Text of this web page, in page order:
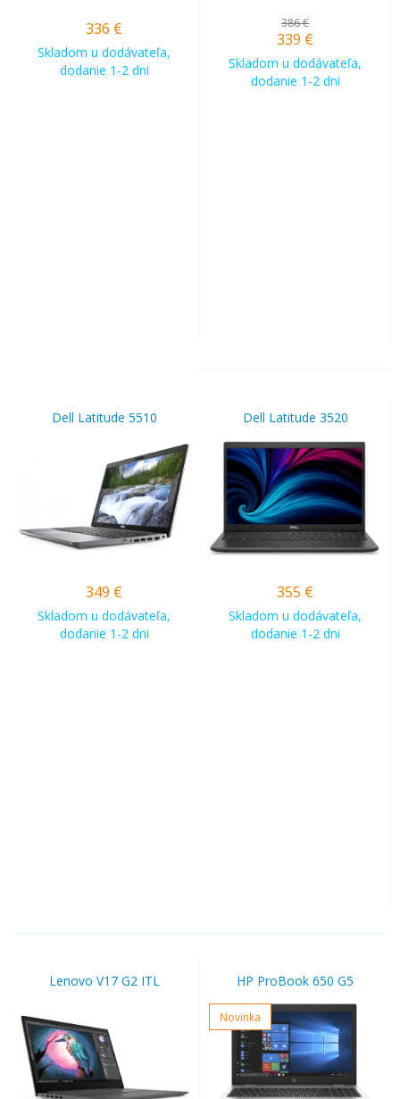
336 €
Skladom u dodávateľa,
dodanie 1-2 dni
386 €
339 €
Skladom u dodávateľa,
dodanie 1-2 dni
Dell Latitude 5510
349 €
Skladom u dodávateľa,
dodanie 1-2 dni
Dell Latitude 3520
355 €
Skladom u dodávateľa,
dodanie 1-2 dni
Lenovo V17 G2 ITL HP ProBook 650 G5
Novinka